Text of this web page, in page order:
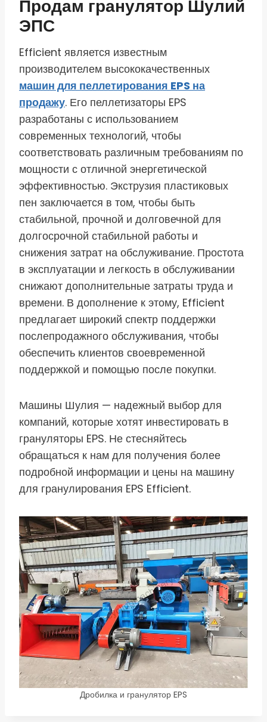
Продам гранулятор Шулий
ЭПС
Efficient является известным
производителем высококачественных
машин для пеллетирования EPS на
продажу. Его пеллетизаторы EPS
разработаны с использованием
современных технологий, чтобы
соответствовать различным требованиям по
мощности с отличной энергетической
эффективностью. Экструзия пластиковых
пен заключается в том, чтобы быть
стабильной, прочной и долговечной для
долгосрочной стабильной работы и
снижения затрат на обслуживание. Простота
в эксплуатации и легкость в обслуживании
снижают дополнительные затраты труда и
времени. В дополнение к этому, Efficient
предлагает широкий спектр поддержки
послепродажного обслуживания, чтобы
обеспечить клиентов своевременной
поддержкой и помощью после покупки.
Машины Шулия — надежный выбор для
компаний, которые хотят инвестировать в
грануляторы EPS. Не стесняйтесь
обращаться к нам для получения более
подробной информации и цены на машину
для гранулирования EPS Efficient.
Дробилка и гранулятор EPS